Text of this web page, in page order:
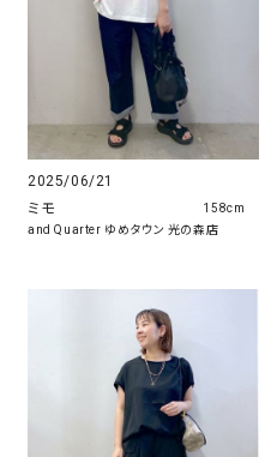
2025/06/21
ミモ
and Quarter ゆめタウン 光の森店
158cm